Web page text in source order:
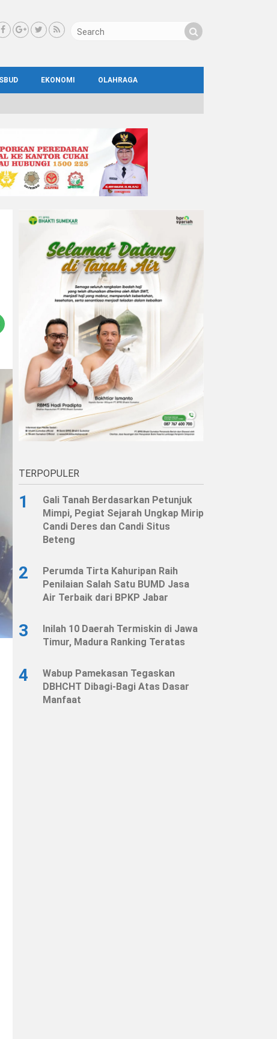
EKONOMI OLAHRAGA
TERPOPULER
1
Gali Tanah Berdasarkan Petunjuk
Mimpi, Pegiat Sejarah Ungkap Mirip
Candi Deres dan Candi Situs
Beteng
2
Perumda Tirta Kahuripan Raih
Penilaian Salah Satu BUMD Jasa
Air Terbaik dari BPKP Jabar
3
Inilah 10 Daerah Termiskin di Jawa
Timur, Madura Ranking Teratas
4
Wabup Pamekasan Tegaskan
DBHCHT Dibagi-Bagi Atas Dasar
Manfaat